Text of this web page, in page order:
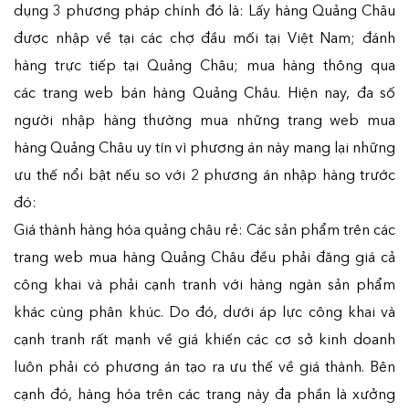
dụng 3 phương pháp chính đó là: Lấy hàng Quảng Châu
được nhập về tại các chợ đầu mối tại Việt Nam; đánh
hàng trực tiếp tại Quảng Châu; mua hàng thông qua
các trang web bán hàng Quảng Châu. Hiện nay, đa số
người nhập hàng thường mua những trang web mua
hàng Quảng Châu uy tín vì phương án này mang lại những
ưu thế nổi bật nếu so với 2 phương án nhập hàng trước
đó:
Giá thành hàng hóa quảng châu rẻ: Các sản phẩm trên các
trang web mua hàng Quảng Châu đều phải đăng giá cả
công khai và phải cạnh tranh với hàng ngàn sản phẩm
khác cùng phân khúc. Do đó, dưới áp lực công khai và
cạnh tranh rất mạnh về giá khiến các cơ sở kinh doanh
luôn phải có phương án tạo ra ưu thế về giá thành. Bên
cạnh đó, hàng hóa trên các trang này đa phần là xưởng